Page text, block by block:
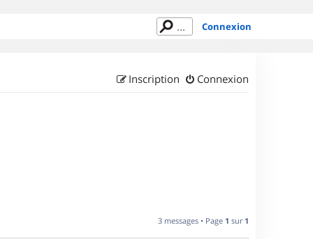
Connexion
Connexion
Inscription
3 messages • Page 1 sur 1